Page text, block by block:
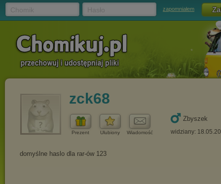
zapomniałem
zck68
Prezent Ulubiony Wiadomość
Zbyszek
widziany: